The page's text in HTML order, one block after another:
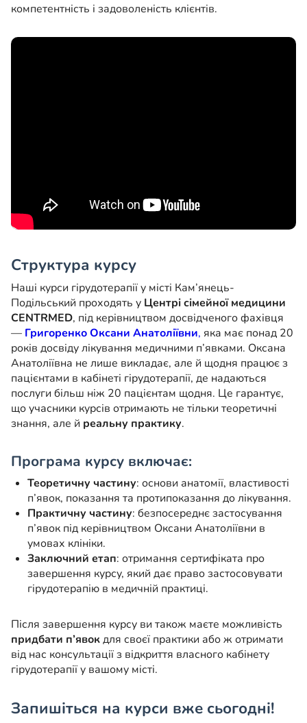
компетентність і задоволеність клієнтів.
Структура курсу
Наші курси гірудотерапії у місті Кам’янець-
Подільський проходять у Центрі сімейної медицини
CENTRMED, під керівництвом досвідченого фахівця
— Григоренко Оксани Анатоліївни, яка має понад 20
років досвіду лікування медичними п’явками. Оксана
Анатоліївна не лише викладає, але й щодня працює з
пацієнтами в кабінеті гірудотерапії, де надаються
послуги більш ніж 20 пацієнтам щодня. Це гарантує,
що учасники курсів отримають не тільки теоретичні
знання, але й реальну практику.
Програма курсу включає:
Теоретичну частину: основи анатомії, властивості
п’явок, показання та протипоказання до лікування.
Практичну частину: безпосереднє застосування
п’явок під керівництвом Оксани Анатоліївни в
умовах клініки.
Заключний етап: отримання сертифіката про
завершення курсу, який дає право застосовувати
гірудотерапію в медичній практиці.
Після завершення курсу ви також маєте можливість
придбати п’явокдля своєї практики або ж отримати
від нас консультації з відкриття власного кабінету
гірудотерапії у вашому місті.
Запишіться на курси вже сьогодні!